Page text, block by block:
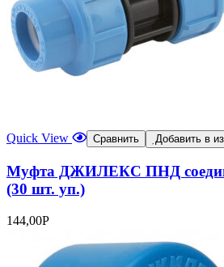
Quick View Сравнить Добавить в
Муфта ДЖИЛЕКС ПНД
(30 шт. уп.)
144,00Р